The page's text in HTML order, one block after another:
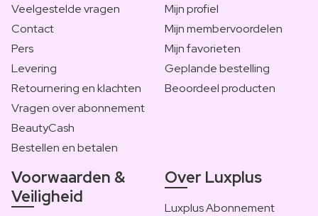
Veelgestelde vragen
Contact
Pers
Levering
Retournering en klachten
Vragen over abonnement
BeautyCash
Bestellen en betalen
Mijn profiel
Mijn membervoordelen
Mijn favorieten
Geplande bestelling
Beoordeel producten
Voorwaarden &
Veiligheid
Over Luxplus
Luxplus Abonnement